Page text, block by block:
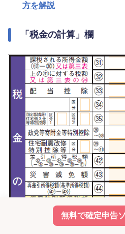
無料で確定申告
方を解説
「税金の計算」欄